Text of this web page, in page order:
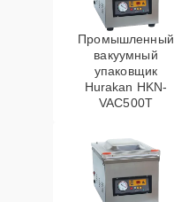
Промышленный
вакуумный
упаковщик
Hurakan HKN-
VAC500T